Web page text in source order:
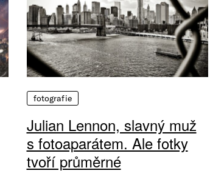
fotografie
Julian Lennon, slavný muž
s fotoaparátem. Ale fotky
tvoří průměrné